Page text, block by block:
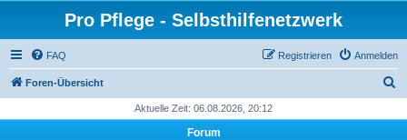
Pro Pflege - Selbsthilfenetzwerk
FAQ Anmelden
Registrieren
Foren-Übersicht
Aktuelle Zeit: 06.08.2026, 20:12
Forum